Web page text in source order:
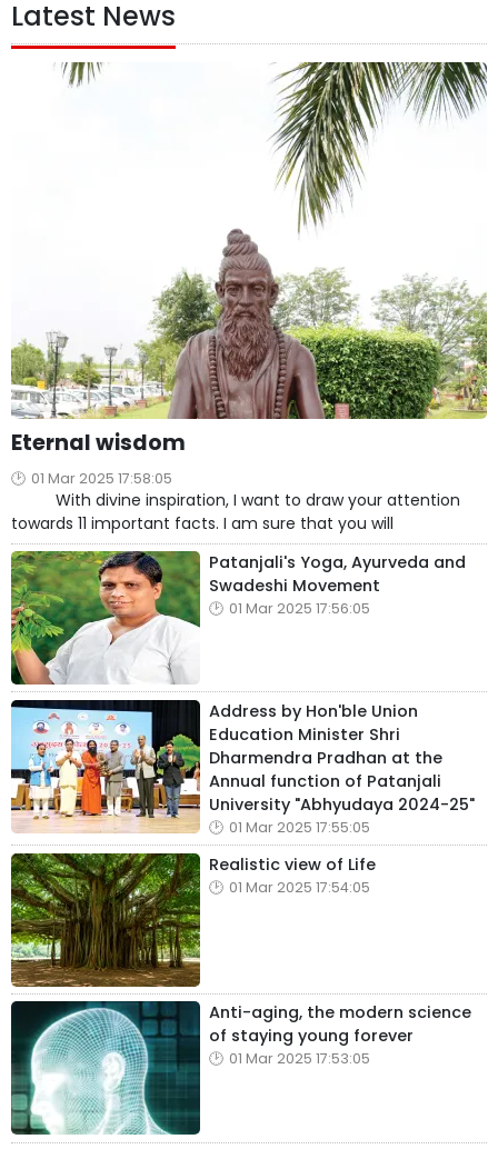
Latest News
Eternal wisdom
01 Mar 2025 17:58:05
With divine inspiration, I want to draw your attention
towards 11 important facts. I am sure that you will
Patanjali's Yoga, Ayurveda and
Swadeshi Movement
01 Mar 2025 17:56:05
Address by Hon'ble Union
Education Minister Shri
Dharmendra Pradhan at the
Annual function of Patanjali
University "Abhyudaya 2024-25"
01 Mar 2025 17:55:05
Realistic view of Life
01 Mar 2025 17:54:05
Anti-aging, the modern science
of staying young forever
01 Mar 2025 17:53:05